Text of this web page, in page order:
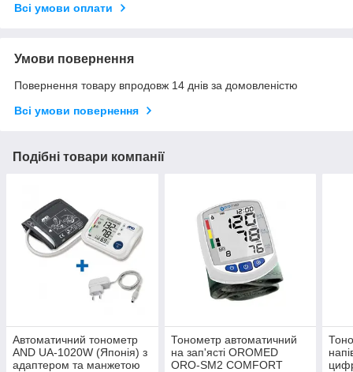
Всі умови оплати
Умови повернення
Повернення товару впродовж 14 днів за домовленістю
Всі умови повернення
Подібні товари компанії
Автоматичний тонометр
AND UA-1020W (Японія) з
адаптером та манжетою
Тонометр автоматичний
на зап'ясті OROMED
ORO-SM2 COMFORT